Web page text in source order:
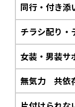
同行・付き添
チラシ配り・
女装・男装
無気力 共依